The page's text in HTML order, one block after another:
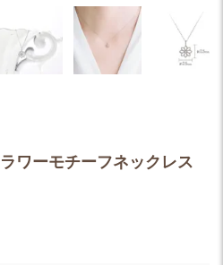
ワーモチーフネックレス